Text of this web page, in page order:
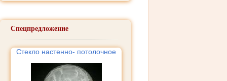
Спецпредложение
Стекло настенно- потолочное